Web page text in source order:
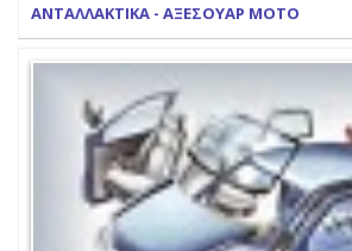
ΑΝΤΑΛΛΑΚΤΙΚΑ - ΑΞΕΣΟΥΑΡ ΜΟΤΟ